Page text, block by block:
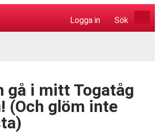
Logga in Sök
gå i mitt Togatåg
(Och glöm inte